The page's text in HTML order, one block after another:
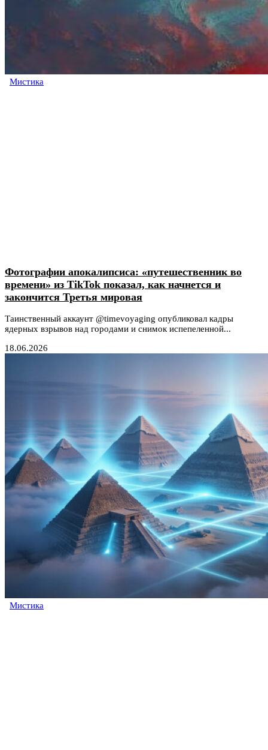
Мистика
Фотографии апокалипсиса: «путешественник во
времени» из TikTok показал, как начнется и
закончится Третья мировая
Таинственный аккаунт @timevoyaging опубликовал кадры
ядерных взрывов над городами и снимок испепеленной...
18.06.2026
Мистика